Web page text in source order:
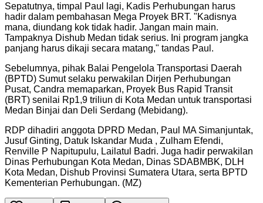
Sepatutnya, timpal Paul lagi, Kadis Perhubungan harus
hadir dalam pembahasan Mega Proyek BRT. "Kadisnya
mana, diundang kok tidak hadir. Jangan main main.
Tampaknya Dishub Medan tidak serius. Ini program jangka
panjang harus dikaji secara matang," tandas Paul.
Sebelumnya, pihak Balai Pengelola Transportasi Daerah
(BPTD) Sumut selaku perwakilan Dirjen Perhubungan
Pusat, Candra memaparkan, Proyek Bus Rapid Transit
(BRT) senilai Rp1,9 triliun di Kota Medan untuk transportasi
Medan Binjai dan Deli Serdang (Mebidang).
RDP dihadiri anggota DPRD Medan, Paul MA Simanjuntak,
Jusuf Ginting, Datuk Iskandar Muda , Zulham Efendi,
Renville P Napitupulu, Lailatul Badri. Juga hadir perwakilan
Dinas Perhubungan Kota Medan, Dinas SDABMBK, DLH
Kota Medan, Dishub Provinsi Sumatera Utara, serta BPTD
Kementerian Perhubungan. (MZ)